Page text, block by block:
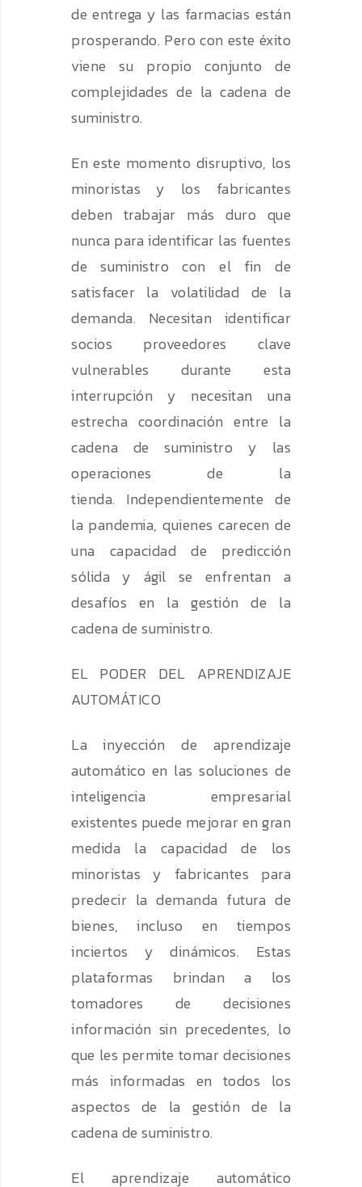
de entrega y las farmacias están
prosperando. Pero con este éxito
viene su propio conjunto de
complejidades de la cadena de
suministro.
En este momento disruptivo, los
minoristas y los fabricantes
deben trabajar más duro que
nunca para identificar las fuentes
de suministro con el fin de
satisfacer la volatilidad de la
demanda. Necesitan identificar
socios proveedores clave
vulnerables durante esta
interrupción y necesitan una
estrecha coordinación entre la
cadena de suministro y las
operaciones de la
tienda. Independientemente de
la pandemia, quienes carecen de
una capacidad de predicción
sólida y ágil se enfrentan a
desafíos en la gestión de la
cadena de suministro.
EL PODER DEL APRENDIZAJE
AUTOMÁTICO
La inyección de aprendizaje
automático en las soluciones de
inteligencia empresarial
existentes puede mejorar en gran
medida la capacidad de los
minoristas y fabricantes para
predecir la demanda futura de
bienes, incluso en tiempos
inciertos y dinámicos. Estas
plataformas brindan a los
tomadores de decisiones
información sin precedentes, lo
que les permite tomar decisiones
más informadas en todos los
aspectos de la gestión de la
cadena de suministro.
El aprendizaje automático